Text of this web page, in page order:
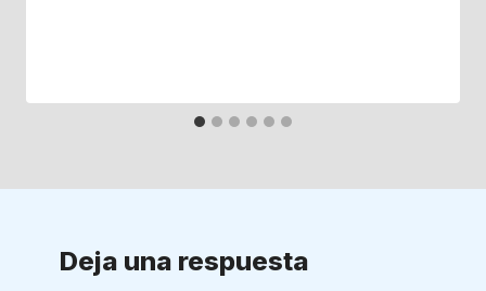
Deja una respuesta